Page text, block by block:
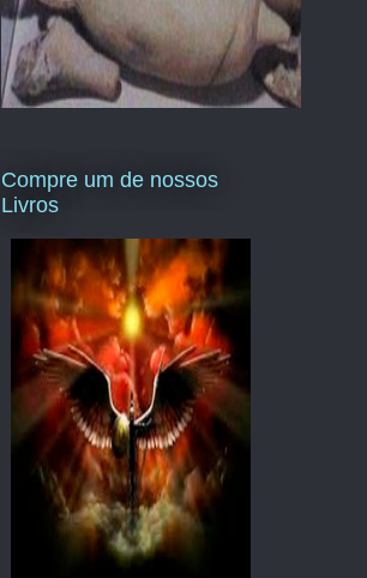
Compre um de nossos
Livros